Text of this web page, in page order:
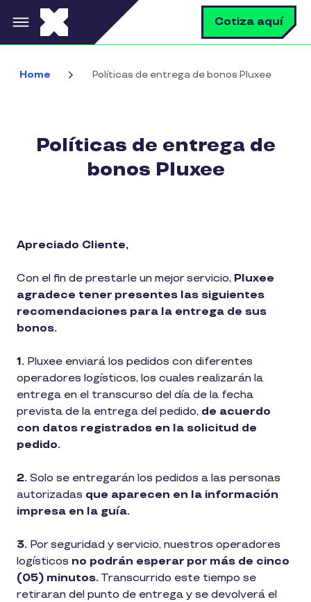
Pasar al contenido principal Cotiza aquí
Home Políticas de entrega de bonos Pluxee
Políticas de entrega de
bonos Pluxee
Apreciado Cliente,
Con el fin de prestarle un mejor servicio, Pluxee
agradece tener presentes las siguientes
recomendaciones para la entrega de sus
bonos.
1. Pluxee enviará los pedidos con diferentes
operadores logísticos, los cuales realizarán la
entrega en el transcurso del día de la fecha
prevista de la entrega del pedido, de acuerdo
con datos registrados en la solicitud de
pedido.
2. Solo se entregarán los pedidos a las personas
autorizadas que aparecen en la información
impresa en la guía.
3. Por seguridad y servicio, nuestros operadores
logísticos no podrán esperar por más de cinco
(05) minutos. Transcurrido este tiempo se
retiraran del punto de entrega y se devolverá el